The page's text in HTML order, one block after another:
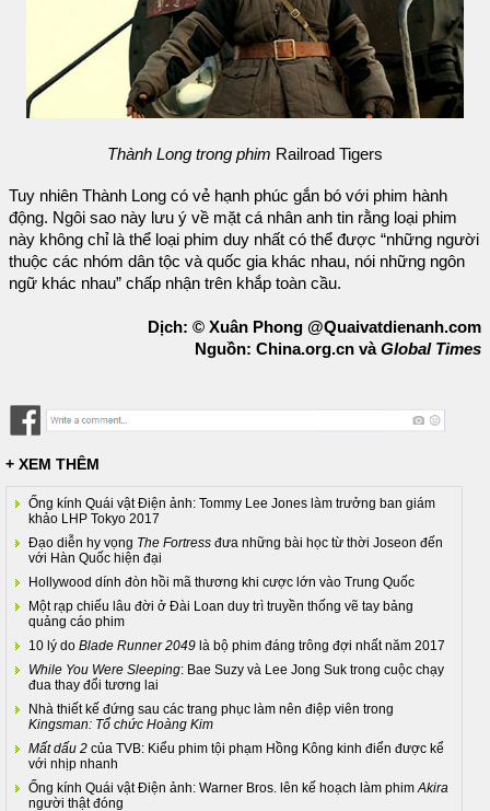
Thành Long trong phim Railroad Tigers
Tuy nhiên Thành Long có vẻ hạnh phúc gắn bó với phim hành
động. Ngôi sao này lưu ý về mặt cá nhân anh tin rằng loại phim
này không chỉ là thể loại phim duy nhất có thể được “những người
thuộc các nhóm dân tộc và quốc gia khác nhau, nói những ngôn
ngữ khác nhau” chấp nhận trên khắp toàn cầu.
Dịch: © Xuân Phong @Quaivatdienanh.com
Nguồn: China.org.cn vàGlobal Times
+ XEM THÊM
Ống kính Quái vật Điện ảnh: Tommy Lee Jones làm trưởng ban giám
khảo LHP Tokyo 2017
Đạo diễn hy vọng The Fortress đưa những bài học từ thời Joseon đến
với Hàn Quốc hiện đại
Hollywood dính đòn hồi mã thương khi cược lớn vào Trung Quốc
Một rạp chiếu lâu đời ở Đài Loan duy trì truyền thống vẽ tay bảng
quảng cáo phim
10 lý do Blade Runner 2049 là bộ phim đáng trông đợi nhất năm 2017
While You Were Sleeping: Bae Suzy và Lee Jong Suk trong cuộc chạy
đua thay đổi tương lai
Nhà thiết kế đứng sau các trang phục làm nên điệp viên trong
Kingsman: Tổ chức Hoàng Kim
Mất dấu 2 của TVB: Kiểu phim tội phạm Hồng Kông kinh điển được kể
với nhịp nhanh
Ống kính Quái vật Điện ảnh: Warner Bros. lên kế hoạch làm phimAkira
người thật đóng